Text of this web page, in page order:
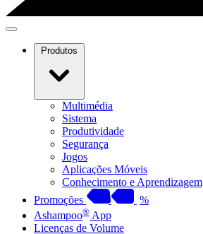
Produtos
Multimédia
Sistema
Produtividade
Segurança
Jogos
Aplicações Móveis
Conhecimento e Aprendizagem
Promoções
%
Ashampoo® App
Licenças de Volume